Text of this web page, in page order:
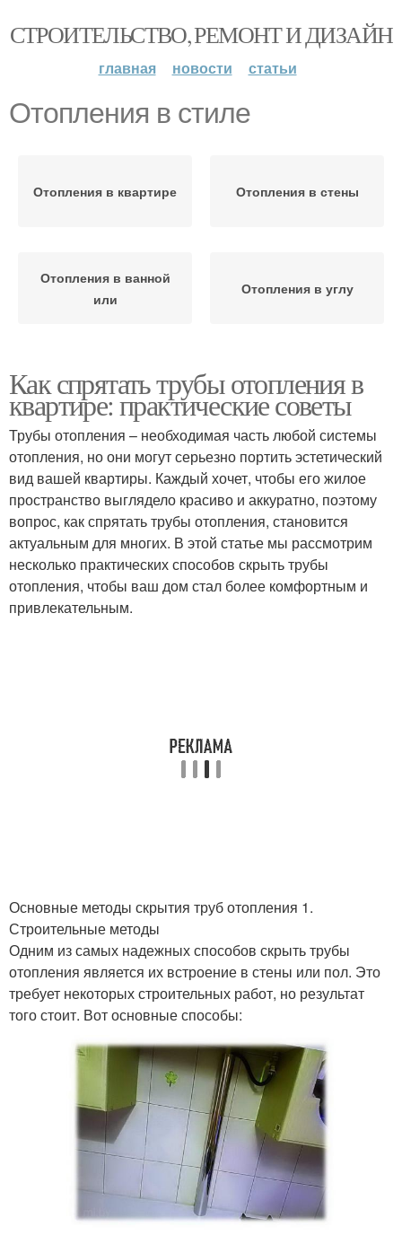
СТРОИТЕЛЬСТВО, РЕМОНТ И ДИЗАЙН
главная новости статьи
Отопления в стиле
Отопления в квартире Отопления в стены
Отопления в ванной
или
Отопления в углу
Как спрятать трубы отопления в
квартире: практические советы
Трубы отопления – необходимая часть любой системы
отопления, но они могут серьезно портить эстетический
вид вашей квартиры. Каждый хочет, чтобы его жилое
пространство выглядело красиво и аккуратно, поэтому
вопрос, как спрятать трубы отопления, становится
актуальным для многих. В этой статье мы рассмотрим
несколько практических способов скрыть трубы
отопления, чтобы ваш дом стал более комфортным и
привлекательным.
Основные методы скрытия труб отопления 1.
Строительные методы
Одним из самых надежных способов скрыть трубы
отопления является их встроение в стены или пол. Это
требует некоторых строительных работ, но результат
того стоит. Вот основные способы: